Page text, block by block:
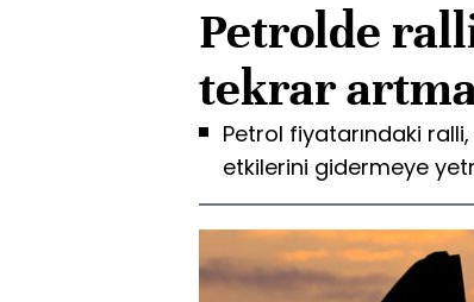
Petrolde
tekrar
Petrol fiyatarındaki
etkilerini gidermeye